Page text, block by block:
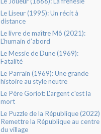
Le Liseur (1995): Un récit à
distance
Le livre de maître Mô (2021):
L’humain d’abord
Le Messie de Dune (1969):
Fatalité
Le Parrain (1969): Une grande
histoire au style neutre
Le Père Goriot: L'argent c'est la
mort
Le Puzzle de la République (2022)
Remettre la République au centre
du village